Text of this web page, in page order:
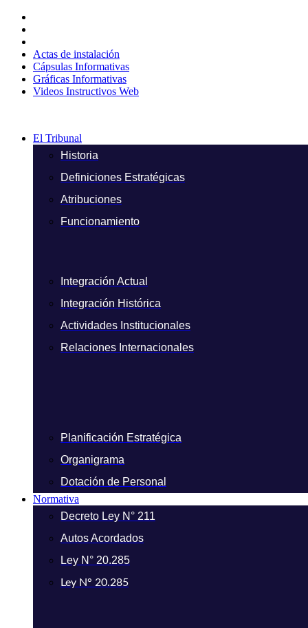
contenido
Actas de instalación
Cápsulas Informativas
Gráficas Informativas
Videos Instructivos Web
El Tribunal
Historia
Definiciones Estratégicas
Atribuciones
Funcionamiento
Integración Actual
Integración Histórica
Actividades Institucionales
Relaciones Internacionales
Planificación Estratégica
Organigrama
Dotación de Personal
Normativa
Decreto Ley N° 211
Autos Acordados
Ley N° 20.285
Ley N° 20.285